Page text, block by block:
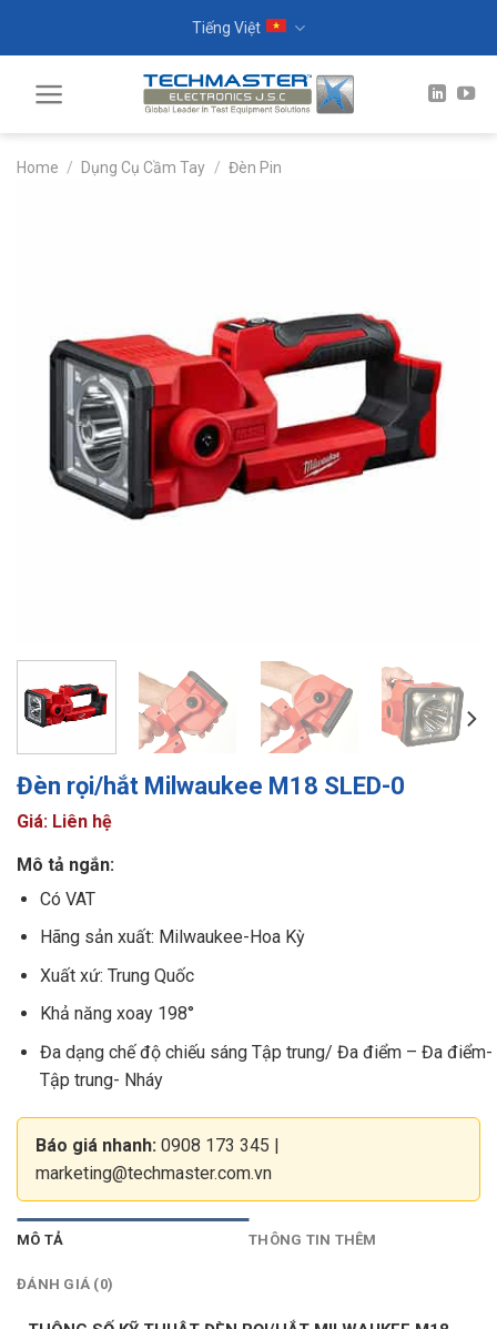
Tiếng Việt
Home / Dụng Cụ Cầm Tay / Đèn Pin
Đèn rọi/hắt Milwaukee M18 SLED-0
Giá: Liên hệ
Mô tả ngắn:
Có VAT
Hãng sản xuất: Milwaukee-Hoa Kỳ
Xuất xứ: Trung Quốc
Khả năng xoay 198°
Đa dạng chế độ chiếu sáng Tập trung/ Đa điểm – Đa điểm-
Tập trung- Nháy
Báo giá nhanh: 0908 173 345 |
marketing@techmaster.com.vn
MÔ TẢ THÔNG TIN THÊM
ĐÁNH GIÁ (0)